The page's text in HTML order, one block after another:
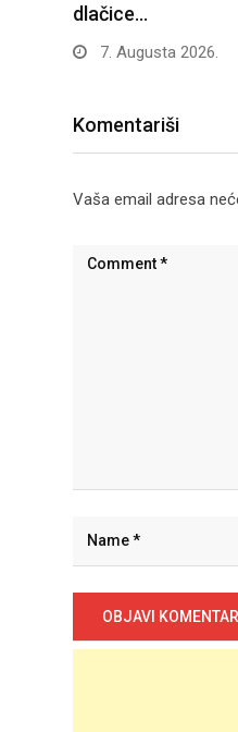
dlačice…
7. Augusta 2026.
Komentariši
Vaša email adresa